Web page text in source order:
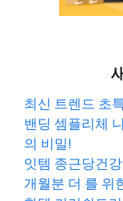
최신 트렌드 초
밴딩 셈플리체
의 비밀!
잇템 종근당건
개월분 더 를 위